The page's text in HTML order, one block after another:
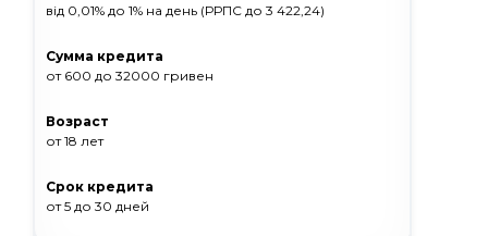
від 0,01% до 1% на день (РРПС до 3 422,24)
Сумма кредита
от 600 до 32000 гривен
Возраст
от 18 лет
Срок кредита
от 5 до 30 дней